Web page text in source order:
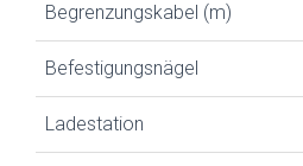
Begrenzungskabel (m)
Befestigungsnägel
Ladestation